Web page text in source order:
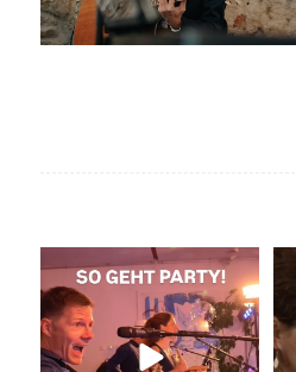
So geht Party!
Was für eine tolle...
29 0